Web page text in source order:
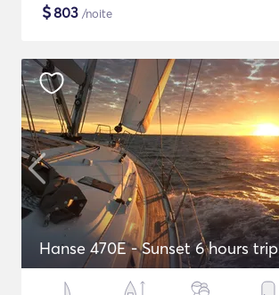
$803 /noite
Hanse 470E - Sunset 6 hours trip